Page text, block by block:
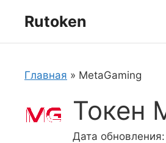
Rutoken
Главная » MetaGaming
Токен
Дата